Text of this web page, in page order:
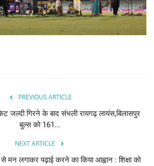
PREVIOUS ARTICLE
जल्दी गिरने के बाद संभली रायगढ़ लायंस,बिलासपुर
बुल्स को 161...
NEXT ARTICLE
मन लगाकर पढ़ाई करने का किया आह्वान : शिक्षा को